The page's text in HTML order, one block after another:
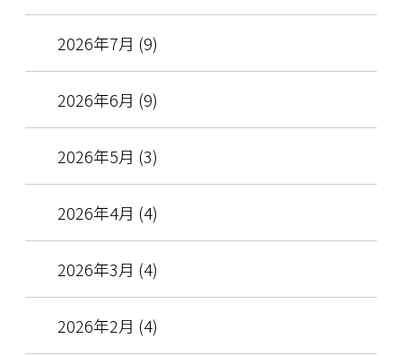
2026年7月 (9)
2026年6月 (9)
2026年5月 (3)
2026年4月 (4)
2026年3月 (4)
2026年2月 (4)